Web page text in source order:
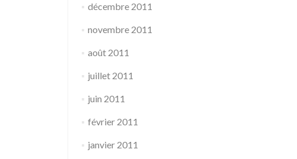
décembre 2011
novembre 2011
août 2011
juillet 2011
juin 2011
février 2011
janvier 2011